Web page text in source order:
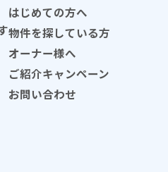
はじめての方へ
物件を探している方
オーナー様へ
ご紹介キャンペーン
お問い合わせ